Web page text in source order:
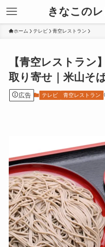
きなこの
ホーム テレビ 青空レストラン
【青空レストラン
取り寄せ｜米山そ
広告 テレビ 青空レストラン